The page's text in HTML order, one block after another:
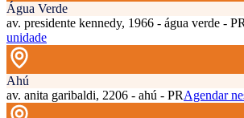
Água Verde
av. presidente kennedy, 1966 - água verde - PR
unidade
Ahú
av. anita garibaldi, 2206 - ahú - PRAgendar